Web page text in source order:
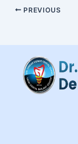
PREVIOUS